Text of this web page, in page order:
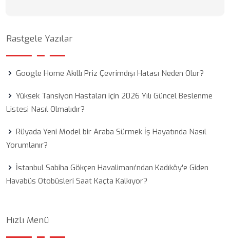
Rastgele Yazılar
Google Home Akıllı Priz Çevrimdışı Hatası Neden Olur?
Yüksek Tansiyon Hastaları için 2026 Yılı Güncel Beslenme
Listesi Nasıl Olmalıdır?
Rüyada Yeni Model bir Araba Sürmek İş Hayatında Nasıl
Yorumlanır?
İstanbul Sabiha Gökçen Havalimanı'ndan Kadıköy'e Giden
Havabüs Otobüsleri Saat Kaçta Kalkıyor?
Hızlı Menü